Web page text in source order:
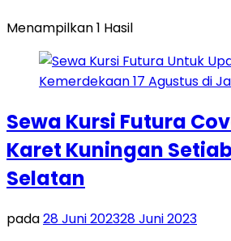
Menampilkan 1 Hasil
Sewa Kursi Futura
Karet Kuningan
Selatan
pada28 Juni 202328 Juni 2023